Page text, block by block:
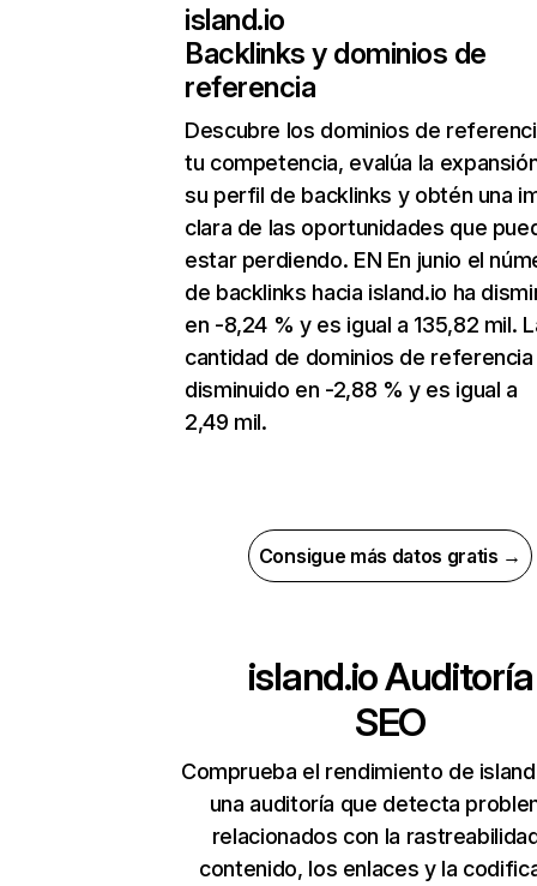
island.io
Backlinks y dominios de
referencia
Descubre los dominios de
tu competencia, evalúa la
su perfil de backlinks y obtén una
clara de las oportunidades que
estar perdiendo. EN En junio el
de backlinks hacia island.io ha
en -8,24 % y es igual a 135,82 mil.
cantidad de dominios de referencia
disminuido en -2,88 % y es igual a
2,49 mil.
Consigue más datos gratis →
island.ioAuditoría
SEO
Comprueba el rendimiento de
una auditoría que detecta
relacionados con la
contenido, los enlaces y la